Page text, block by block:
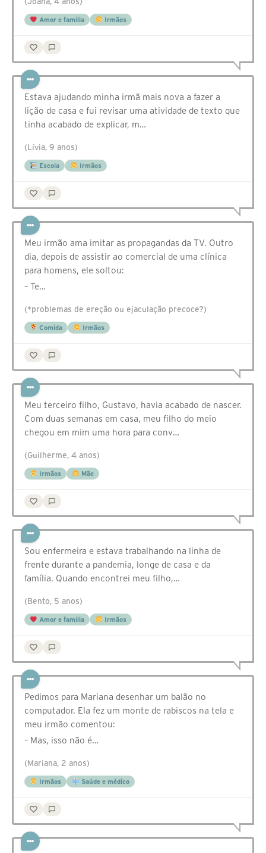
Amor e família Irmãos
Estava ajudando minha irmã mais nova a fazer a
lição de casa e fui revisar uma atividade de texto que
tinha acabado de explicar, m…
(Lívia, 9 anos)
Escola Irmãos
Meu irmão ama imitar as propagandas da TV. Outro
dia, depois de assistir ao comercial de uma clínica
para homens, ele soltou:
– Te…
(*problemas de ereção ou ejaculação precoce?)
Comida Irmãos
Meu terceiro filho, Gustavo, havia acabado de nascer.
Com duas semanas em casa, meu filho do meio
chegou em mim uma hora para conv…
(Guilherme, 4 anos)
Irmãos Mãe
Sou enfermeira e estava trabalhando na linha de
frente durante a pandemia, longe de casa e da
família. Quando encontrei meu filho,…
(Bento, 5 anos)
Amor e família Irmãos
Pedimos para Mariana desenhar um balão no
computador. Ela fez um monte de rabiscos na tela e
meu irmão comentou:
– Mas, isso não é…
(Mariana, 2 anos)
Irmãos Saúde e médico